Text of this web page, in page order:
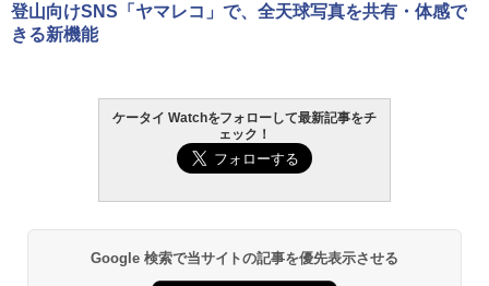
登山向けSNS「ヤマレコ」で、全天球写真を共有・体感で
きる新機能
ケータイ Watchをフォローして最新記事をチ
ェック！
Google 検索で当サイトの記事を優先表示させる